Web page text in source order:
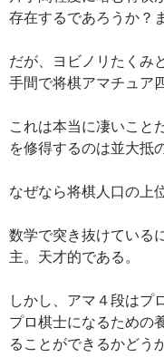
存在するであろうか？
だが、ヨビノリたくみ
手間で将棋アマチュア
これは本当に凄いこと
を修得するのは並大抵
なぜなら将棋人口の上
数学で突き抜けている
主。天才的である。
しかし、アマ４段はプ
プロ棋士になるための
ることができるかどう